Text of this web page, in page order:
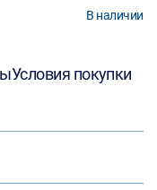
В наличии
Условия покупки